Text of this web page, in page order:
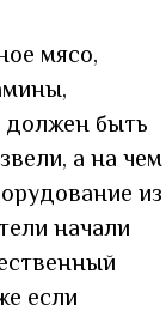
мясо,
должен быть
а на чем
из
начали
если